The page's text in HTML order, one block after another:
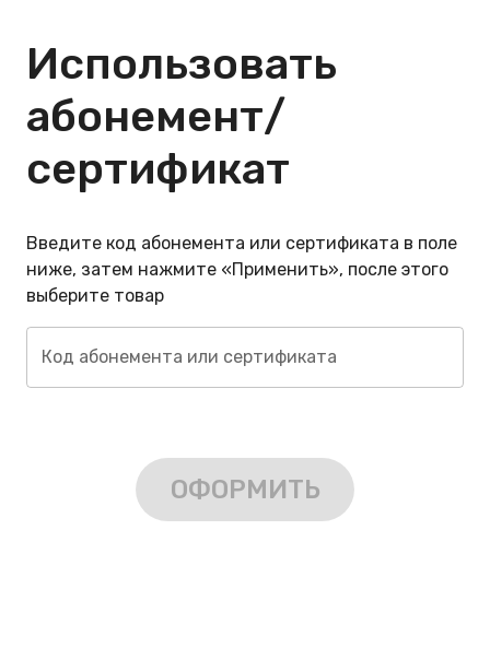
Использовать
абонемент/
сертификат
Введите код абонемента или сертификата в поле
ниже, затем нажмите «Применить», после этого
выберите товар
Код абонемента или сертификата
ОФОРМИТЬ